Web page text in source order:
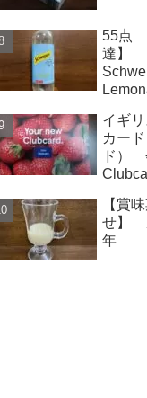
55点
達】
イギ
カー
ド）
【賞
せ】
年